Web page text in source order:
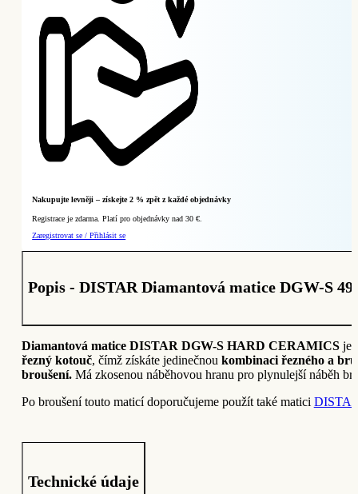
Nakupujte levněji – získejte 2 % zpět z každé objednávky
Registrace je zdarma. Platí pro objednávky nad 30 €.
Zaregistrovat se / Přihlásit se
Popis - DISTAR Diamantová matice DGW-S
Diamantová matice DISTAR DGW-S HARD CERAMICSje
řezný kotouč, čímž získáte jedinečnou kombinaci řezného a
broušení.Má zkosenou náběhovou hranu pro plynulejší náběh
Po broušení touto maticí doporučujeme použít také matici
Technické údaje